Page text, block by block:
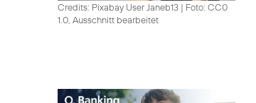
Credits: Pixabay User Janeb13 | Foto: CC0
1.0, Ausschnitt bearbeitet